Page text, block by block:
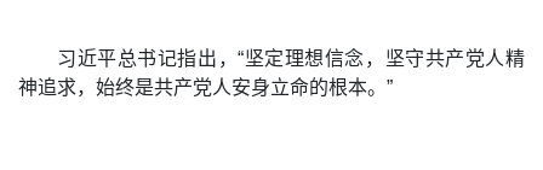
习近平总书记指出，“坚定理想信念，坚守共产党人精
神追求，始终是共产党人安身立命的根本。”